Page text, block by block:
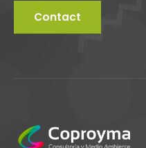
Contact